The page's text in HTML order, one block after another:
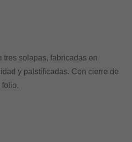
tres solapas, fabricadas en
y palstificadas. Con cierre de
folio.